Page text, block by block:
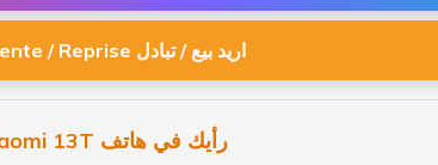
Vente / Reprise اريد بيع / تبادل
Xiaomi 13T رأيك في هاتف